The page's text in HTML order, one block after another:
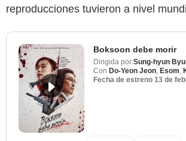
reproducciones tuvieron a nivel
Boksoon debe morir
Dirigida por Sung-hyun
Con Do-Yeon Jeon, Esom,
Fecha de estreno 13 de